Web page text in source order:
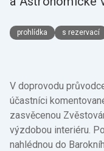
prohlídka s rezervací
V doprovodu
účastníci
zasvěcenou
výzdobou interiéru.
nahlédnou do